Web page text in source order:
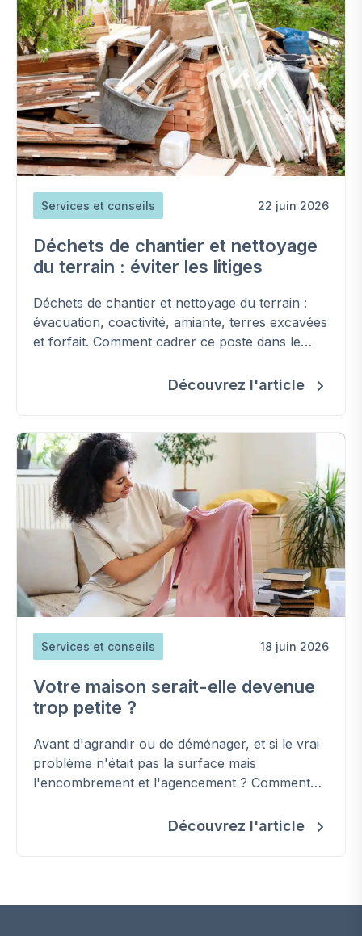
Services et conseils 22 juin 2026
Déchets de chantier et nettoyage
du terrain : éviter les litiges
Déchets de chantier et nettoyage du terrain :
évacuation, coactivité, amiante, terres excavées
et forfait. Comment cadrer ce poste dans le
Découvrez l'article
Services et conseils 18 juin 2026
Votre maison serait-elle devenue
trop petite ?
Avant d'agrandir ou de déménager, et si le vrai
problème n'était pas la surface mais
l'encombrement et l'agencement ? Comment
Découvrez l'article